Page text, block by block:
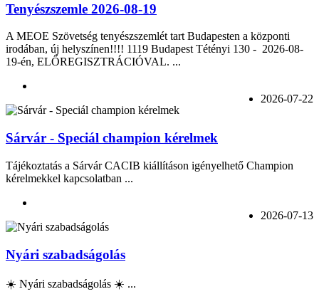
Tenyészszemle 2026-08-19
A MEOE Szövetség tenyészszemlét tart Budapesten a központi
irodában, új helyszínen!!!! 1119 Budapest Tétényi 130 - 2026-08-
19-én, ELŐREGISZTRÁCIÓVAL. ...
2026-07-22
Sárvár - Speciál champion kérelmek
Tájékoztatás a Sárvár CACIB kiállításon igényelhető Champion
kérelmekkel kapcsolatban ...
2026-07-13
Nyári szabadságolás
☀️ Nyári szabadságolás ☀️ ...